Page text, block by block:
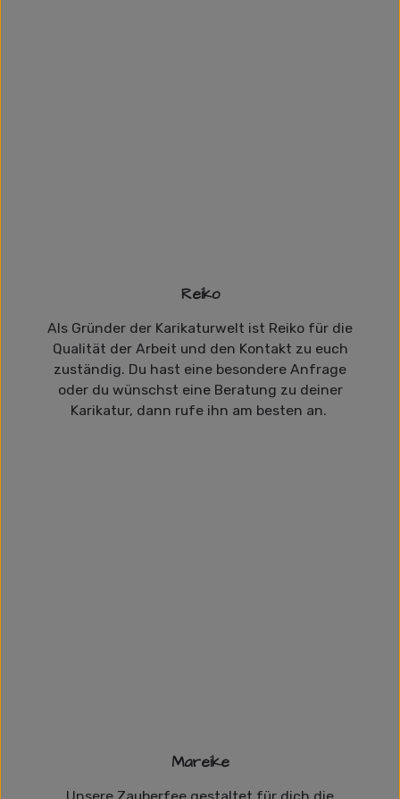
Reiko
Als Gründer der Karikaturwelt ist Reiko für die
Qualität der Arbeit und den Kontakt zu euch
zuständig. Du hast eine besondere Anfrage
oder du wünschst eine Beratung zu deiner
Karikatur, dann rufe ihn am besten an.
Mareike